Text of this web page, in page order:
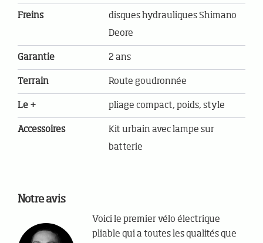
Freins
disques hydrauliques Shimano
Deore
Garantie 2 ans
Terrain Route goudronnée
Le + pliage compact, poids, style
Accessoires
Kit urbain avec lampe sur
batterie
Notre avis
Voici le premier vélo électrique
pliable qui a toutes les qualités que